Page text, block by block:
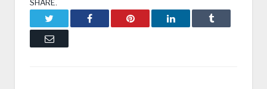
SHARE.
Facebook Pinterest LinkedIn Tumblr
Email